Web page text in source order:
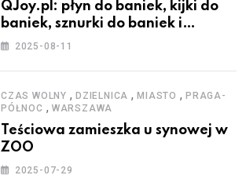
QJoy.pl: płyn do baniek, kijki do
baniek, sznurki do baniek i
zestawy do baniek
2025-08-11
CZAS WOLNY , DZIELNICA ,MIASTO ,PRAGA-
PÓŁNOC , WARSZAWA
Teściowa zamieszka u synowej w
ZOO
2025-07-29